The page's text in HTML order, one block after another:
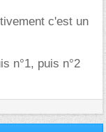
c'est un
n°1, puis n°2